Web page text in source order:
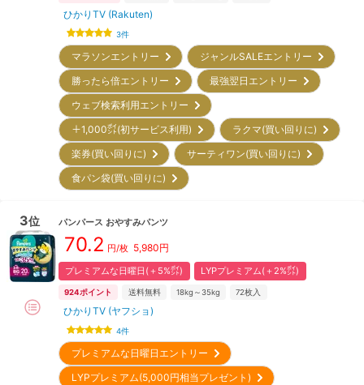
ひかりTV (Rakuten)
3件
マラソンエントリー
ジャンルSALEエントリー
勝ったら倍エントリー
最強翌日エントリー
ウェブ検索利用エントリー
＋1,000㌽(初サービス利用)
ラクマ(買い回りに)
楽券(買い回りに)
サーティワン(買い回りに)
食パン袋(買い回りに)
3位 パンパース おやすみパンツ
70.2 円/枚 5,980円
プレミアムな日曜日(＋5%㌽) LYPプレミアム(＋2%㌽)
924ポイント 送料無料 18kg～35kg 72枚入
ひかりTV (ヤフショ)
4件
プレミアムな日曜日エントリー
LYPプレミアム(5,000円相当プレゼント)